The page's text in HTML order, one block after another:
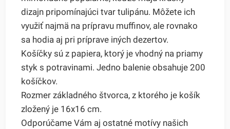
dizajn pripomínajúci tvar tulipánu. Môžete ich
využiť najmä na prípravu muffinov, ale rovnako
sa hodia aj pri príprave iných dezertov.
Košíčky sú z papiera, ktorý je vhodný na priamy
styk s potravinami. Jedno balenie obsahuje 200
košíčkov.
Rozmer základného štvorca, z ktorého je košík
zložený je 16x16 cm.
Odporúčame Vám aj ostatné motívy našich